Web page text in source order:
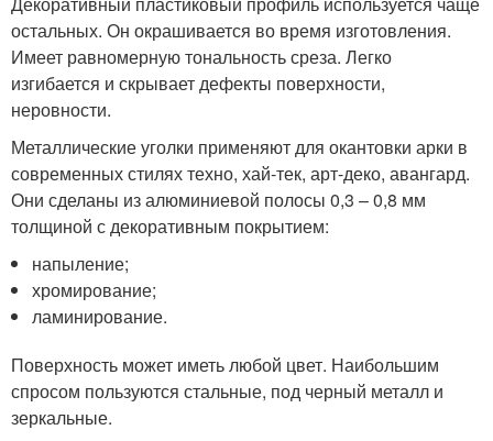
остальных. Он окрашивается во время изготовления.
Имеет равномерную тональность среза. Легко
изгибается и скрывает дефекты поверхности,
неровности.
Металлические уголки применяют для окантовки арки в
современных стилях техно, хай-тек, арт-деко, авангард.
Они сделаны из алюминиевой полосы 0,3 – 0,8 мм
толщиной с декоративным покрытием:
напыление;
хромирование;
ламинирование.
Поверхность может иметь любой цвет. Наибольшим
спросом пользуются стальные, под черный металл и
зеркальные.